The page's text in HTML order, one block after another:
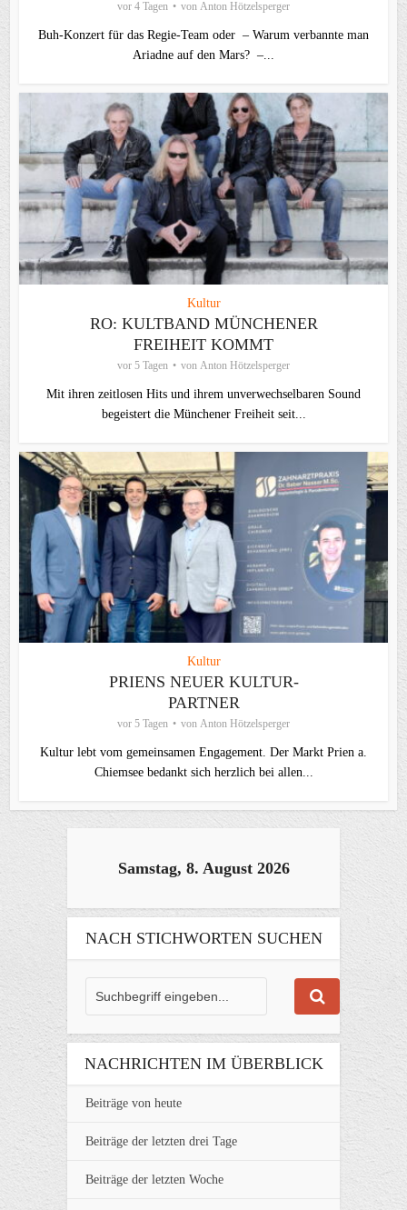
vor 4 Tagen von Anton Hötzelsperger
Buh-Konzert für das Regie-Team oder – Warum verbannte man
Ariadne auf den Mars? –...
Kultur
RO: KULTBAND MÜNCHENER
FREIHEIT KOMMT
vor 5 Tagen von Anton Hötzelsperger
Mit ihren zeitlosen Hits und ihrem unverwechselbaren Sound
begeistert die Münchener Freiheit seit...
Kultur
PRIENS NEUER KULTUR-
PARTNER
vor 5 Tagen von Anton Hötzelsperger
Kultur lebt vom gemeinsamen Engagement. Der Markt Prien a.
Chiemsee bedankt sich herzlich bei allen...
Samstag, 8. August 2026
NACH STICHWORTEN SUCHEN
NACHRICHTEN IM ÜBERBLICK
Beiträge von heute
Beiträge der letzten drei Tage
Beiträge der letzten Woche